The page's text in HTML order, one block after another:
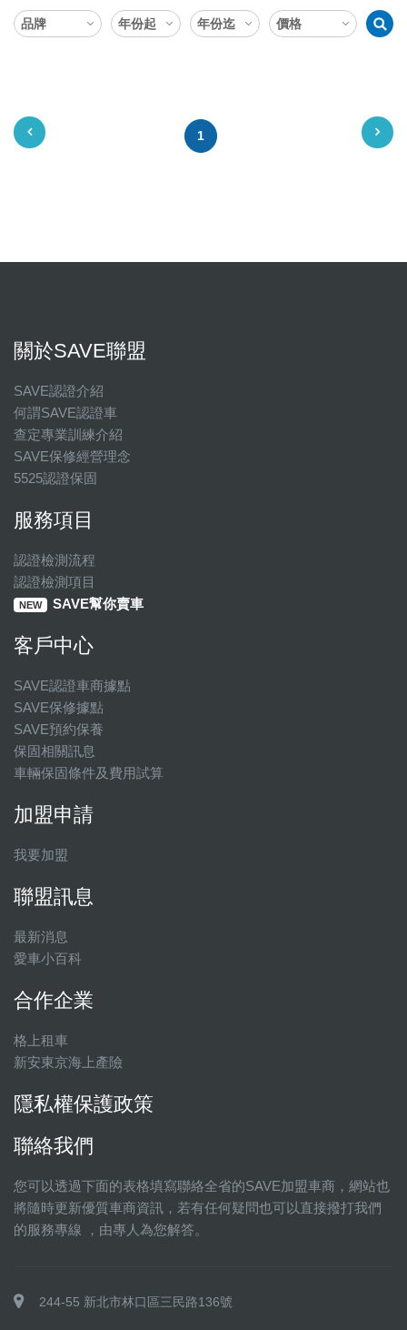
1
關於SAVE聯盟
SAVE認證介紹
何謂SAVE認證車
查定專業訓練介紹
SAVE保修經營理念
5525認證保固
服務項目
認證檢測流程
認證檢測項目
NEW SAVE幫你賣車
客戶中心
SAVE認證車商據點
SAVE保修據點
SAVE預約保養
保固相關訊息
車輛保固條件及費用試算
加盟申請
我要加盟
聯盟訊息
最新消息
愛車小百科
合作企業
格上租車
新安東京海上產險
隱私權保護政策
聯絡我們
您可以透過下面的表格填寫聯絡全省的SAVE加盟車商，網站也
將隨時更新優質車商資訊，若有任何疑問也可以直接撥打我們
的服務專線 ，由專人為您解答。
244-55 新北市林口區三民路136號